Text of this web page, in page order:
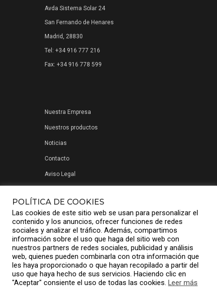
Avda Sistema Solar 24
San Fernando de Henares
Madrid, 28830
Tel: +34 916 777 216
Fax: +34 916 778 599
Nuestra Empresa
Nuestros productos
Noticias
Contacto
Aviso Legal
POLÍTICA DE COOKIES
Las cookies de este sitio web se usan para personalizar el
contenido y los anuncios, ofrecer funciones de redes
sociales y analizar el tráfico. Además, compartimos
información sobre el uso que haga del sitio web con
nuestros partners de redes sociales, publicidad y análisis
web, quienes pueden combinarla con otra información que
les haya proporcionado o que hayan recopilado a partir del
uso que haya hecho de sus servicios. Haciendo clic en
"Aceptar" consiente el uso de todas las cookies. Leer más